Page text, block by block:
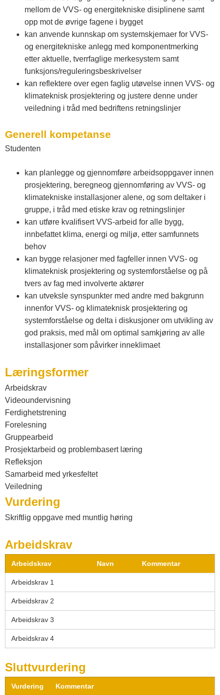
mellom de VVS- og energitekniske disiplinene samt
opp mot de øvrige fagene i bygget
kan anvende kunnskap om systemskjemaer for VVS-
og energitekniske anlegg med komponentmerking
etter aktuelle, tverrfaglige merkesystem samt
funksjons/reguleringsbeskrivelser
kan reflektere over egen faglig utøvelse innen VVS- og
klimateknisk prosjektering og justere denne under
veiledning i tråd med bedriftens retningslinjer
Generell kompetanse
Studenten
kan planlegge og gjennomføre arbeidsoppgaver innen
prosjektering, beregneog gjennomføring av VVS- og
klimatekniske installasjoner alene, og som deltaker i
gruppe, i tråd med etiske krav og retningslinjer
kan utføre kvalifisert VVS-arbeid for alle bygg,
innbefattet klima, energi og miljø, etter samfunnets
behov
kan bygge relasjoner med fagfeller innen VVS- og
klimateknisk prosjektering og systemforståelse og på
tvers av fag med involverte aktører
kan utveksle synspunkter med andre med bakgrunn
innenfor VVS- og klimateknisk prosjektering og
systemforståelse og delta i diskusjoner om utvikling av
god praksis, med mål om optimal samkjøring av alle
installasjoner som påvirker inneklimaet
Læringsformer
Arbeidskrav
Videoundervisning
Ferdighetstrening
Forelesning
Gruppearbeid
Prosjektarbeid og problembasert læring
Refleksjon
Samarbeid med yrkesfeltet
Veiledning
Vurdering
Skriftlig oppgave med muntlig høring
Arbeidskrav
Arbeidskrav Navn Kommentar
Arbeidskrav 1
Arbeidskrav 2
Arbeidskrav 3
Arbeidskrav 4
Sluttvurdering
Vurdering Kommentar